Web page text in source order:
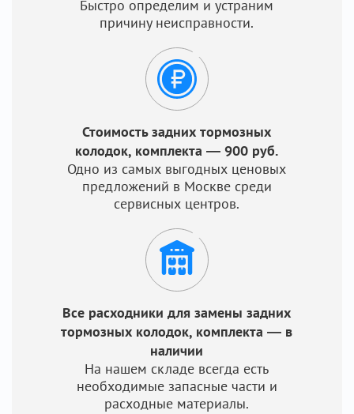
Быстро определим и устраним
причину неисправности.
Стоимость задних тормозных
колодок, комплекта — 900 руб.
Одно из самых выгодных ценовых
предложений в Москве среди
сервисных центров.
Все расходники для замены задних
тормозных колодок, комплекта — в
наличии
На нашем складе всегда есть
необходимые запасные части и
расходные материалы.